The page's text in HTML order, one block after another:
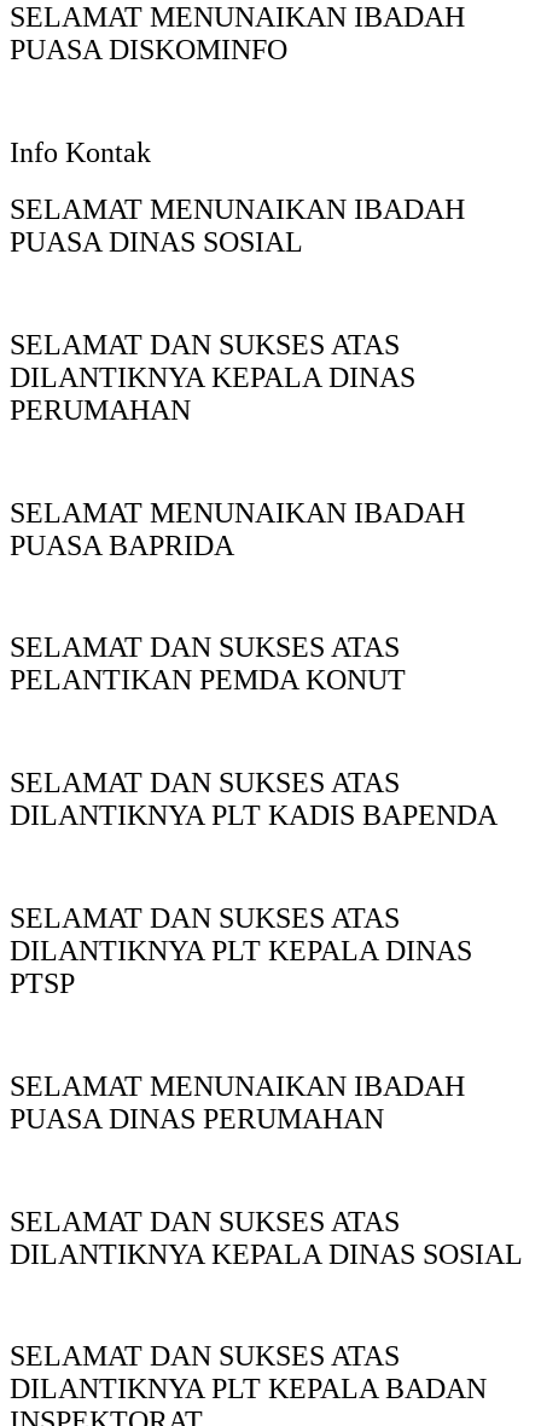
SELAMAT MENUNAIKAN IBADAH
PUASA DISKOMINFO
Info Kontak
SELAMAT MENUNAIKAN IBADAH
PUASA DINAS SOSIAL
SELAMAT DAN SUKSES ATAS
DILANTIKNYA KEPALA DINAS
PERUMAHAN
SELAMAT MENUNAIKAN IBADAH
PUASA BAPRIDA
SELAMAT DAN SUKSES ATAS
PELANTIKAN PEMDA KONUT
SELAMAT DAN SUKSES ATAS
DILANTIKNYA PLT KADIS BAPENDA
SELAMAT DAN SUKSES ATAS
DILANTIKNYA PLT KEPALA DINAS
PTSP
SELAMAT MENUNAIKAN IBADAH
PUASA DINAS PERUMAHAN
SELAMAT DAN SUKSES ATAS
DILANTIKNYA KEPALA DINAS SOSIAL
SELAMAT DAN SUKSES ATAS
DILANTIKNYA PLT KEPALA BADAN